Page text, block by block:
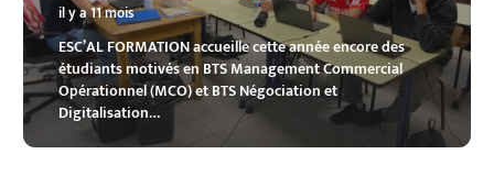
il y a 11 mois
ESC’AL FORMATION accueille cette année encore des
étudiants motivés en BTS Management Commercial
Opérationnel (MCO) et BTS Négociation et
Digitalisation…